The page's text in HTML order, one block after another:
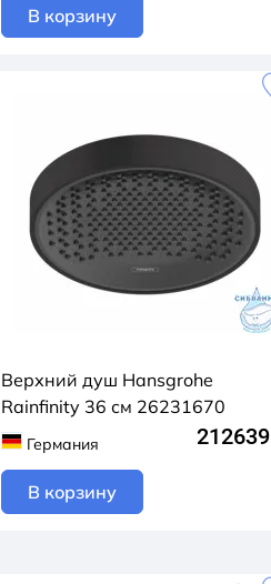
В корзину
Верхний душ Hansgrohe
Rainfinity 36 см 26231670
Германия 212639
В корзину